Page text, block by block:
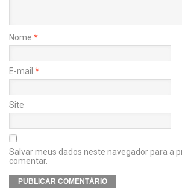
Nome *
E-mail *
Site
Salvar meus dados neste navegador para a
comentar.